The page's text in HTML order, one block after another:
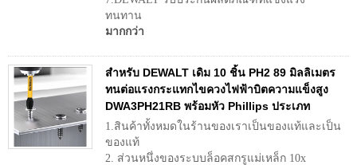
ทนทาน
มากกว่า
สำหรับ DEWALT เดิม 10 ชิ้น PH2 89 มิลลิเมตร
ทนต่อแรงกระแทกไขควงไฟฟ้าบิตความแข็งสูง
DWA3PH21RB พร้อมหัว Phillips ประเภท
1.สินค้าทั้งหมดในร้านของเราเป็นของแท้และเป็น
ของแท้
2. ส่วนหนึ่งของระบบล็อคสกรูแม่เหล็ก 10x